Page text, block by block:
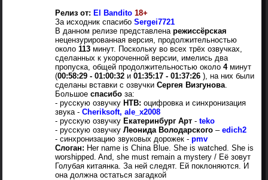
Релиз от: El Bandito 18+
За исходник спасибо Sergei7721
В данном релизе представлена режиссёрская
нецензурированная версия, продолжительностью
около 113 минут. Поскольку во всех трёх озвучках,
сделанных к укороченной версии, имелись два
пропуска, общей продолжительностью около 4минут
(00:58:29 - 01:00:32 и 01:35:17 - 01:37:26 ), на них были
сделаны вставки с озвучки Сергея Визгунова.
Большое спасибо за:
- русскую озвучку НТВ: оцифровка и синхронизация
звука - Cheriksoft, ale_x2008
- русскую озвучку Екатеринбург Арт - tеko
- русскую озвучку Леонида Володарского – edich2
- синхронизацию звуковых дорожек - pmv
Слоган: Her name is China Blue. She is watched. She is
worshipped. And, she must remain a mystery / Её зовут
Голубая китаянка. За ней следят. Ей поклоняются. И
она должна остаться загадкой